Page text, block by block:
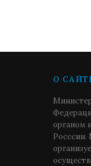
О
органом